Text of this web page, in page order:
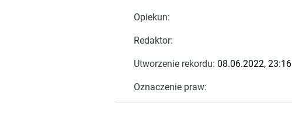
Opiekun:
Redaktor:
Utworzenie rekordu: 08.06.2022, 23:16
Oznaczenie praw: